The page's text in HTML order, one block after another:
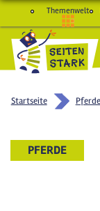
Themenwelt
Startseite Pferde
PFERDE